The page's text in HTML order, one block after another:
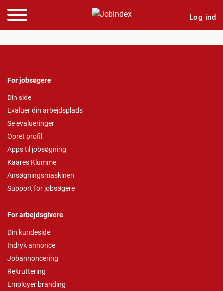
Log ind
For jobsøgere
Din side
Evaluer din arbejdsplads
Se evalueringer
Opret profil
Apps til jobsøgning
Kaares Klumme
Ansøgningsmaskinen
Support for jobsøgere
For arbejdsgivere
Din kundeside
Indryk annonce
Jobannoncering
Rekruttering
Employer branding